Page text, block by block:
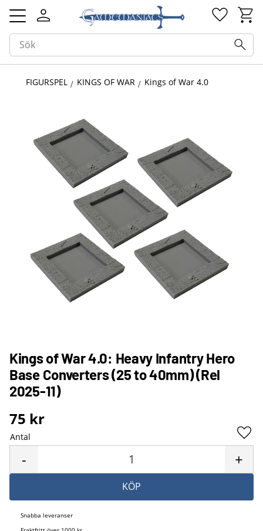
Meny
FIGURSPEL KINGS OF WAR Kings of War 4.0
Kings of War 4.0: Heavy Infantry Hero
Base Converters (25 to 40mm) (Rel
2025-11)
75 kr
Antal
+
-
KÖP
Snabba leveranser